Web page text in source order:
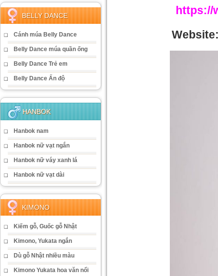
BELLY DANCE
Cánh múa Belly Dance
Belly Dance múa quần ống
Belly Dance Trẻ em
Belly Dance Ấn độ
HANBOK
Hanbok nam
Hanbok nữ vạt ngắn
Hanbok nữ váy xanh lá
Hanbok nữ vạt dài
KIMONO
Kiếm gỗ, Guốc gỗ Nhật
Kimono, Yukata ngắn
Dù gỗ Nhật nhiều màu
Kimono Yukata hoa văn nổi
https://